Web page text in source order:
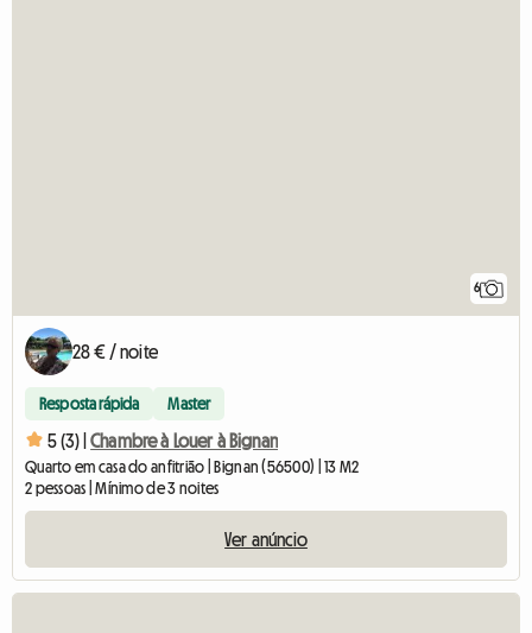
6
28 € / noite
Resposta rápida Master
5 (3) | Chambre à Louer à Bignan
Quarto em casa do anfitrião | Bignan (56500) | 13 M2
2 pessoas | Mínimo de 3 noites
Ver anúncio